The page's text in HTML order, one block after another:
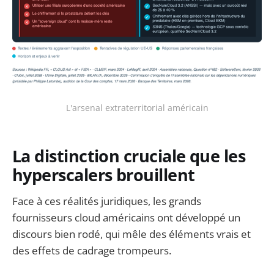
L'arsenal extraterritorial américain
La distinction cruciale que les
hyperscalers brouillent
Face à ces réalités juridiques, les grands
fournisseurs cloud américains ont développé un
discours bien rodé, qui mêle des éléments vrais et
des effets de cadrage trompeurs.